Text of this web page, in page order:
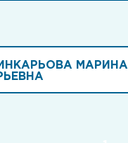
МАРИНА